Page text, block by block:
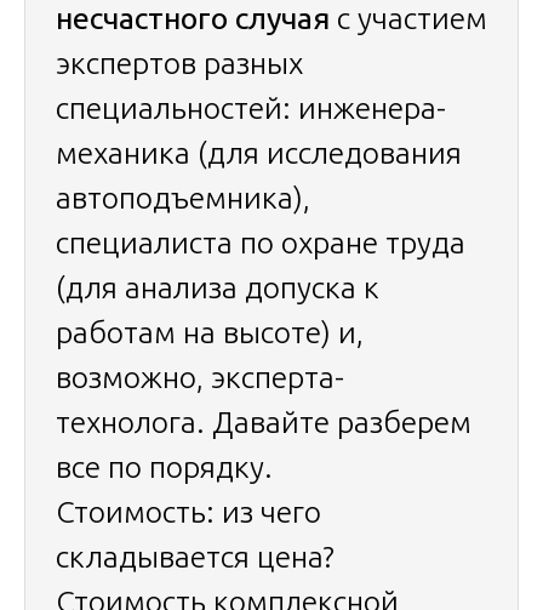
несчастного случая с участием
экспертов разных
специальностей: инженера-
механика (для исследования
автоподъемника),
специалиста по охране труда
(для анализа допуска к
работам на высоте) и,
возможно, эксперта-
технолога. Давайте разберем
все по порядку.
Стоимость: из чего
складывается цена?
Стоимость комплексной